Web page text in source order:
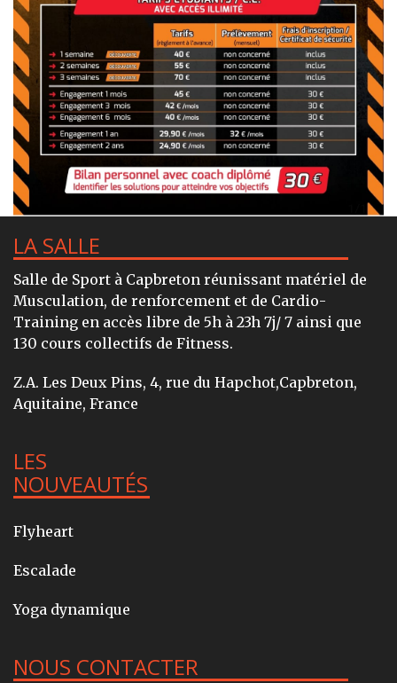
LA SALLE
Salle de Sport à Capbreton réunissant matériel de
Musculation, de renforcement et de Cardio-
Training en accès libre de 5h à 23h 7j/ 7 ainsi que
130 cours collectifs de Fitness.
Z.A. Les Deux Pins, 4, rue du Hapchot,Capbreton,
Aquitaine, France
LES
NOUVEAUTÉS
Flyheart
Escalade
Yoga dynamique
NOUS CONTACTER